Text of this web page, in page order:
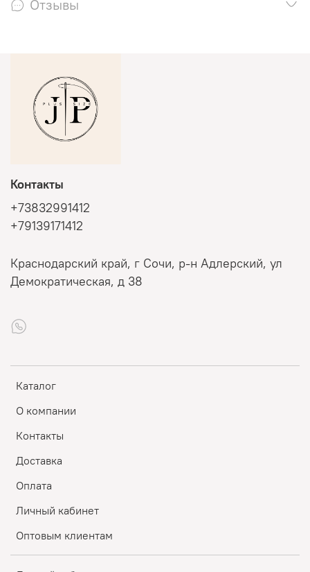
Отзывы
Каталог
О компании
Контакты
Доставка
Оплата
Личный кабинет
Оптовым клиентам
Контакты
+73832991412
+79139171412
Краснодарский край, г Сочи, р-н Адлерский, ул
Демократическая, д 38